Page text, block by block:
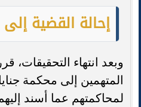
إحالة القضية إلى
وبعد انتهاء التحقيقات،
المتهمين إلى محكمة
لمحاكمتهم عما أسند